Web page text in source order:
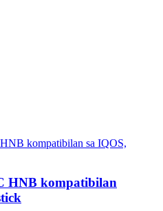
HNB kompatibilan